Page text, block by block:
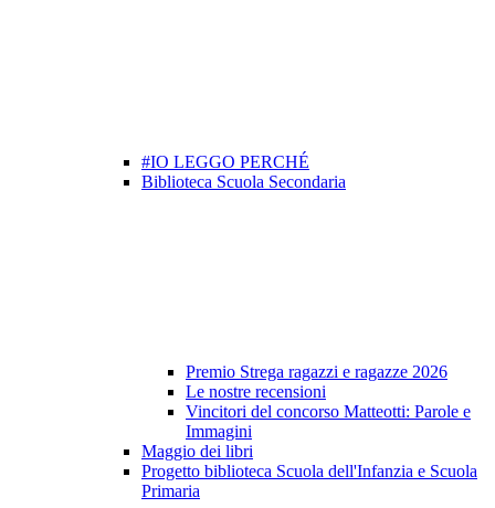
#IO LEGGO PERCHÉ
Biblioteca Scuola Secondaria
Premio Strega ragazzi e ragazze 2026
Le nostre recensioni
Vincitori del concorso Matteotti: Parole e
Immagini
Maggio dei libri
Progetto biblioteca Scuola dell'Infanzia e Scuola
Primaria